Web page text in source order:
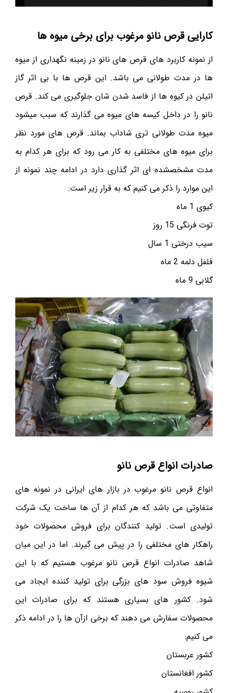
کارایی قرص نانو مرغوب برای برخی میوه ها
از نمونه کاربرد های قرص های نانو در زمینه نگهداری از میوه
ها در مدت طولانی می باشد. این قرص ها با بی اثر گاز
اتیلن در کیوه ها از فاسد شدن شان جلوگیری می کند. قرص
نانو را در داخل کیسه های میوه می گذارند که سبب میشود
میوه مدت طولانی تری شاداب بماند. قرص های مورد نظر
برای میوه های مختلفی به کار می رود که برای هر کدام به
مدت مشخصشده ای اثر گذاری دارد در ادامه چند نمونه از
این موارد را ذکر می کنیم که به قرار زیر است:
کیوی 1 ماه
توت فرنگی 15 روز
سیب درختی 1 سال
فلفل دلمه 2 ماه
گلابی 9 ماه
صادرات انواع قرص نانو
انواع قرص نانو مرغوب در بازار های ایرانی در نمونه های
متفاوتی می باشد که هر کدام از آن ها ساخت یک شرکت
تولیدی است. تولید کنندگان برای فروش محصولات خود
راهکار های مختلفی را در پیش می گیرند. اما در این میان
شاهد صادرات انواع قرص نانو مرغوب هستیم که با این
شیوه فروش سود های بزرگی برای تولید کننده ایجاد می
شود. کشور های بسیاری هستند که برای صادرات این
محصولات سفارش می دهند که برخی ازآن ها را در ادامه ذکر
می کنیم:
کشور عربستان
کشور افغانستان